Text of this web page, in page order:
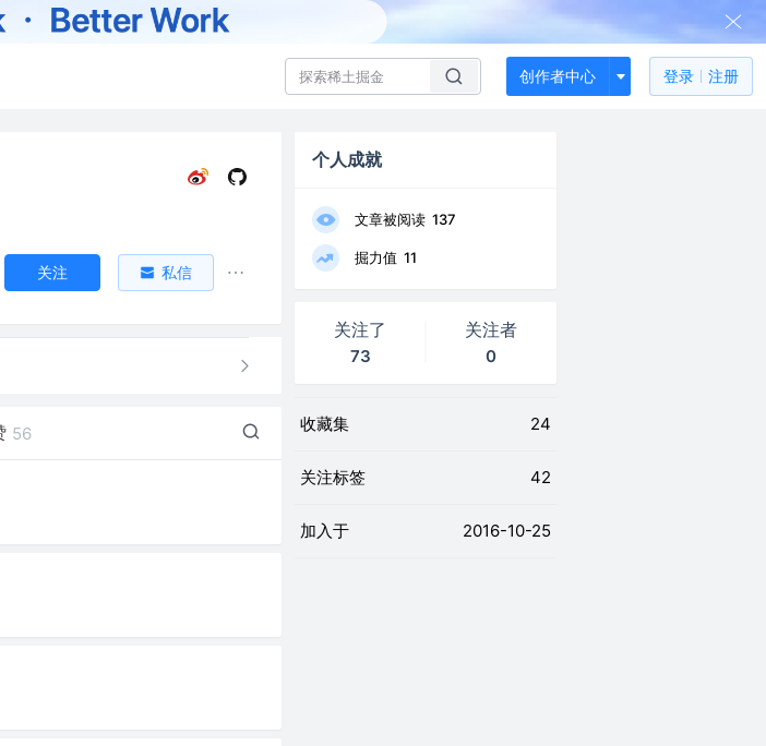
创作者中心 登录 注册
关注 私信
56
个人成就
文章被阅读 137
掘力值 11
关注了
73
关注者
0
收藏集 24
关注标签 42
加入于 2016-10-25